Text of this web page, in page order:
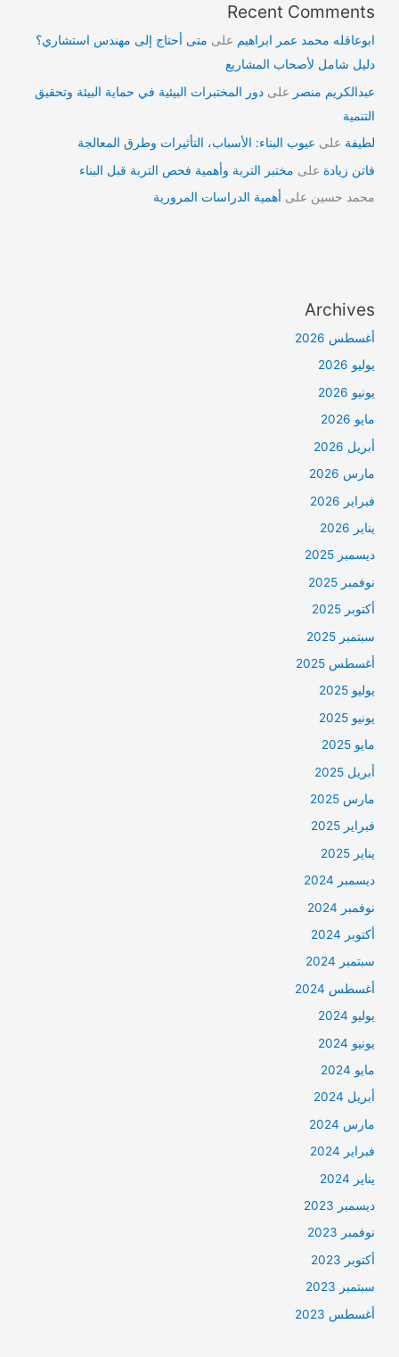
Recent Comments
ابوعاقله محمد عمر ابراهيم على متى أحتاج إلى مهندس استشاري؟
دليل شامل لأصحاب المشاريع
عبدالكريم منصر علىدور المختبرات البيئية في حماية البيئة وتحقيق
التنمية
لطيفة على عيوب البناء: الأسباب، التأثيرات وطرق المعالجة
فاتن زيادة على مختبر التربة وأهمية فحص التربة قبل البناء
محمد حسين على أهمية الدراسات المرورية
Archives
أغسطس 2026
يوليو 2026
يونيو 2026
مايو 2026
أبريل 2026
مارس 2026
فبراير 2026
يناير 2026
ديسمبر 2025
نوفمبر 2025
أكتوبر 2025
سبتمبر 2025
أغسطس 2025
يوليو 2025
يونيو 2025
مايو 2025
أبريل 2025
مارس 2025
فبراير 2025
يناير 2025
ديسمبر 2024
نوفمبر 2024
أكتوبر 2024
سبتمبر 2024
أغسطس 2024
يوليو 2024
يونيو 2024
مايو 2024
أبريل 2024
مارس 2024
فبراير 2024
يناير 2024
ديسمبر 2023
نوفمبر 2023
أكتوبر 2023
سبتمبر 2023
أغسطس 2023